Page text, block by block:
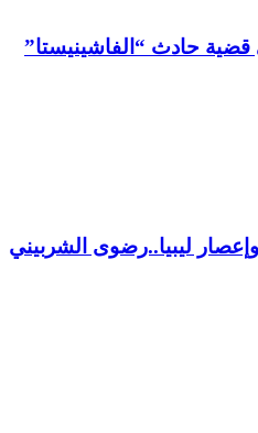
حادث “الفاشينيستا”
ليبيا..رضوى الشربيني